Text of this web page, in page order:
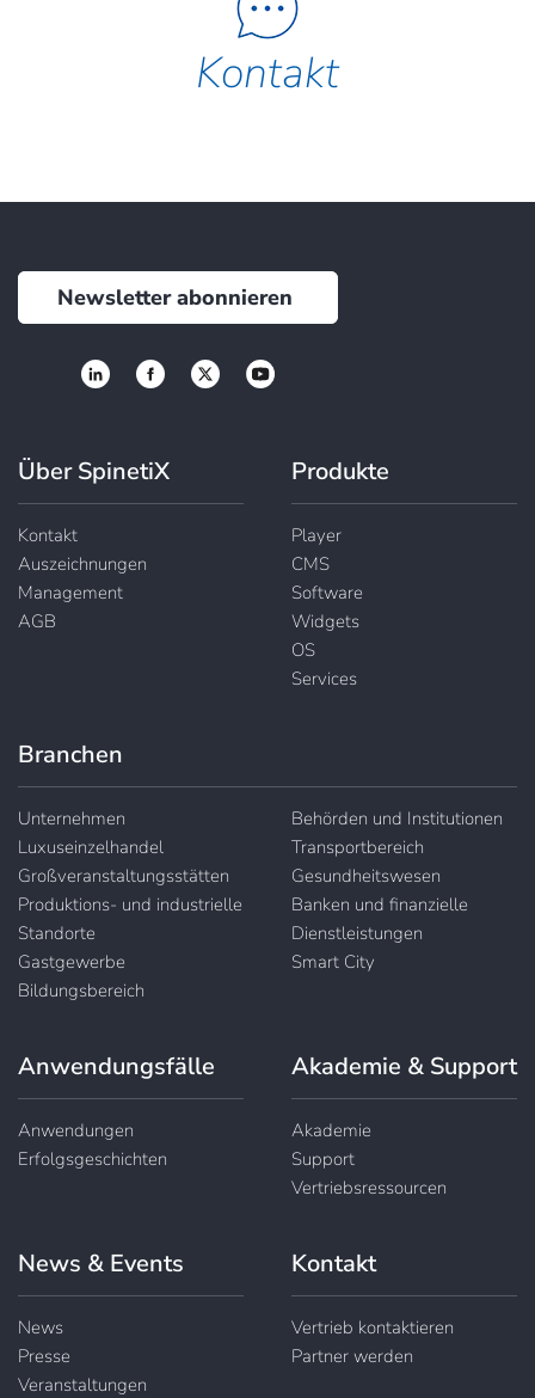
Kontakt
Über SpinetiX
Kontakt
Auszeichnungen
Management
AGB
Produkte
Player
CMS
Software
Widgets
OS
Services
Branchen
Unternehmen
Luxuseinzelhandel
Großveranstaltungsstätten
Produktions- und industrielle
Standorte
Gastgewerbe
Bildungsbereich
Behörden und Institutionen
Transportbereich
Gesundheitswesen
Banken und finanzielle
Dienstleistungen
Smart City
Anwendungsfälle
Anwendungen
Erfolgsgeschichten
Akademie & Support
Akademie
Support
Vertriebsressourcen
News & Events
News
Presse
Veranstaltungen
Kontakt
Vertrieb kontaktieren
Partner werden
Newsletter abonnieren